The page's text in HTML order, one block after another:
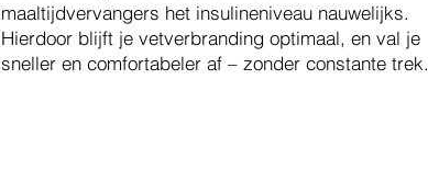
maaltijdvervangers het insulineniveau nauwelijks.
Hierdoor blijft je vetverbranding optimaal, en val je
sneller en comfortabeler af – zonder constante trek.